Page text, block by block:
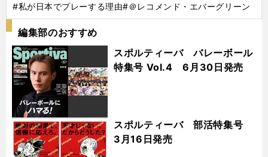
#私が日本でプレーする理由#＠レコメンド・エバーグリーン
編集部のおすすめ
スポルティーバ バレーボール
特集号 Vol.4 6月30日発売
スポルティーバ 部活特集号
3月16日発売